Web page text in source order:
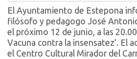
El Ayuntamiento de Estepona
filósofo y pedagogo José
el próximo 12 de junio, a las
Vacuna contra la insensatez’. El
el Centro Cultural Mirador del